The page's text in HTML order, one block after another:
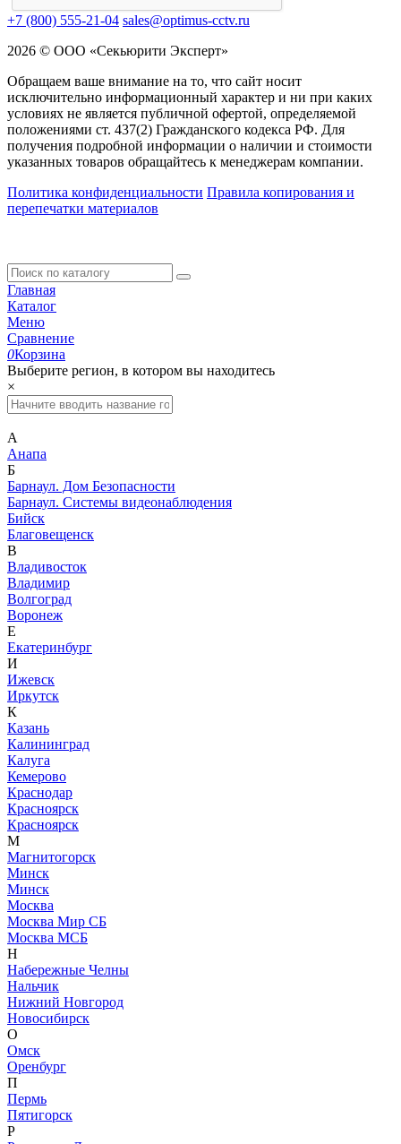
+7 (800) 555-21-04 sales@optimus-cctv.ru
2026 © ООО «Секьюрити Эксперт»
Обращаем ваше внимание на то, что сайт носит
исключительно информационный характер и ни при каких
условиях не является публичной офертой, определяемой
положениями ст. 437(2) Гражданского кодекса РФ. Для
получения подробной информации о наличии и стоимости
указанных товаров обращайтесь к менеджерам компании.
Политика конфиденциальности Правила копирования и
перепечатки материалов
Главная
Каталог
Меню
Сравнение
0Корзина
Выберите регион, в котором вы находитесь
×
А
Анапа
Б
Барнаул. Дом Безопасности
Барнаул. Системы видеонаблюдения
Бийск
Благовещенск
В
Владивосток
Владимир
Волгоград
Воронеж
Е
Екатеринбург
И
Ижевск
Иркутск
К
Казань
Калининград
Калуга
Кемерово
Краснодар
Красноярск
Красноярск
М
Магнитогорск
Минск
Минск
Москва
Москва Мир СБ
Москва МСБ
Н
Набережные Челны
Нальчик
Нижний Новгород
Новосибирск
О
Омск
Оренбург
П
Пермь
Пятигорск
Р